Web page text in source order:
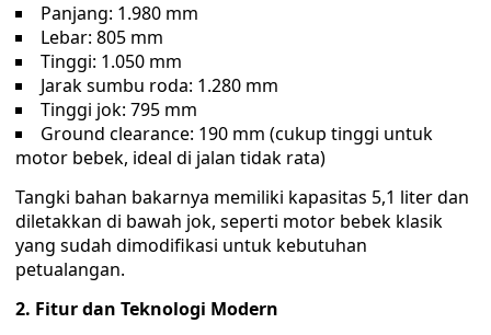
Panjang: 1.980 mm
Lebar: 805 mm
Tinggi: 1.050 mm
Jarak sumbu roda: 1.280 mm
Tinggi jok: 795 mm
Ground clearance: 190 mm (cukup tinggi untuk
motor bebek, ideal di jalan tidak rata)
Tangki bahan bakarnya memiliki kapasitas 5,1 liter dan
diletakkan di bawah jok, seperti motor bebek klasik
yang sudah dimodifikasi untuk kebutuhan
petualangan.
2. Fitur dan Teknologi Modern